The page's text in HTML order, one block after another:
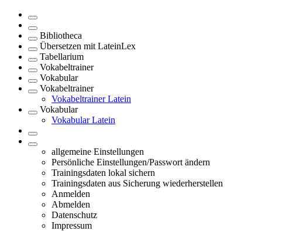
Bibliotheca
Übersetzen mit LateinLex
Tabellarium
Vokabeltrainer
Vokabular
Vokabeltrainer
Vokabeltrainer Latein
Vokabular
Vokabular Latein
allgemeine Einstellungen
Persönliche Einstellungen/Passwort ändern
Trainingsdaten lokal sichern
Trainingsdaten aus Sicherung wiederherstellen
Anmelden
Abmelden
Datenschutz
Impressum